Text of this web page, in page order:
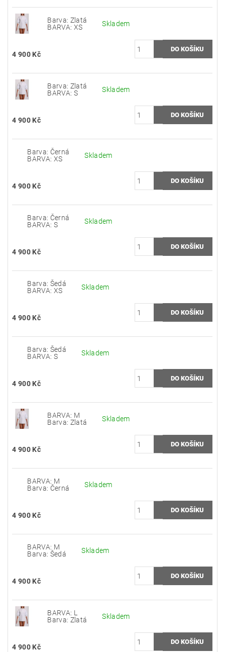
Barva: Zlatá
BARVA: XS
Skladem
4 900 Kč
Barva: Zlatá
BARVA: S
Skladem
4 900 Kč
Barva: Černá
BARVA: XS
Skladem
4 900 Kč
Barva: Černá
BARVA: S
Skladem
4 900 Kč
Barva: Šedá
BARVA: XS
Skladem
4 900 Kč
Barva: Šedá
BARVA: S
Skladem
4 900 Kč
BARVA: M
Barva: Zlatá
Skladem
4 900 Kč
BARVA: M
Barva: Černá
Skladem
4 900 Kč
BARVA: M
Barva: Šedá
Skladem
4 900 Kč
BARVA: L
Barva: Zlatá
Skladem
4 900 Kč